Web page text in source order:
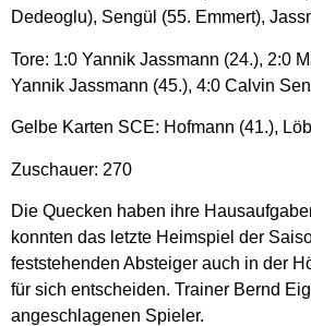
Dedeoglu), Sengül (55. Emmert),
Tore: 1:0 Yannik Jassmann (24.), 2:0
Yannik Jassmann (45.), 4:0 Calvin
Gelbe Karten SCE: Hofmann (41.),
Zuschauer: 270
Die Quecken haben ihre
konnten das letzte Heimspiel der
feststehenden Absteiger auch in der
für sich entscheiden. Trainer Bernd
angeschlagenen Spieler.